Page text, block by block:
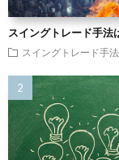
スイングトレード手法
スイングトレード手法